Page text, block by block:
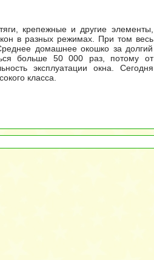
крепежные и другие элементы,
в разных режимах. При том весь
домашнее окошко за долгий
больше 50 000 раз, потому от
эксплуатации окна. Сегодня
класса.